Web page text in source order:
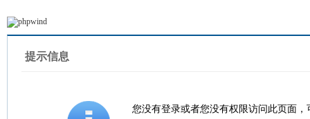
提示信息
您没有登录或者您没有权限访问此页面